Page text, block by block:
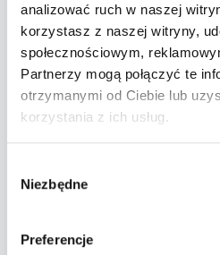
analizować ruch w naszej
korzystasz z naszej witryny,
społecznościowym,
Partnerzy mogą połączyć te
otrzymanymi od Ciebie lub
korzystania z ich usług.
zgody
Niezbędne
Preferencje
Brak szczegółowych